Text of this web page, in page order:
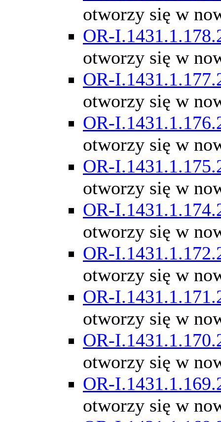
otworzy się w
OR-
otworzy się w
OR-
otworzy się w
OR-
otworzy się w
OR-
otworzy się w
OR-
otworzy się w
OR-
otworzy się w
OR-
otworzy się w
OR-
otworzy się w
OR-
otworzy się w